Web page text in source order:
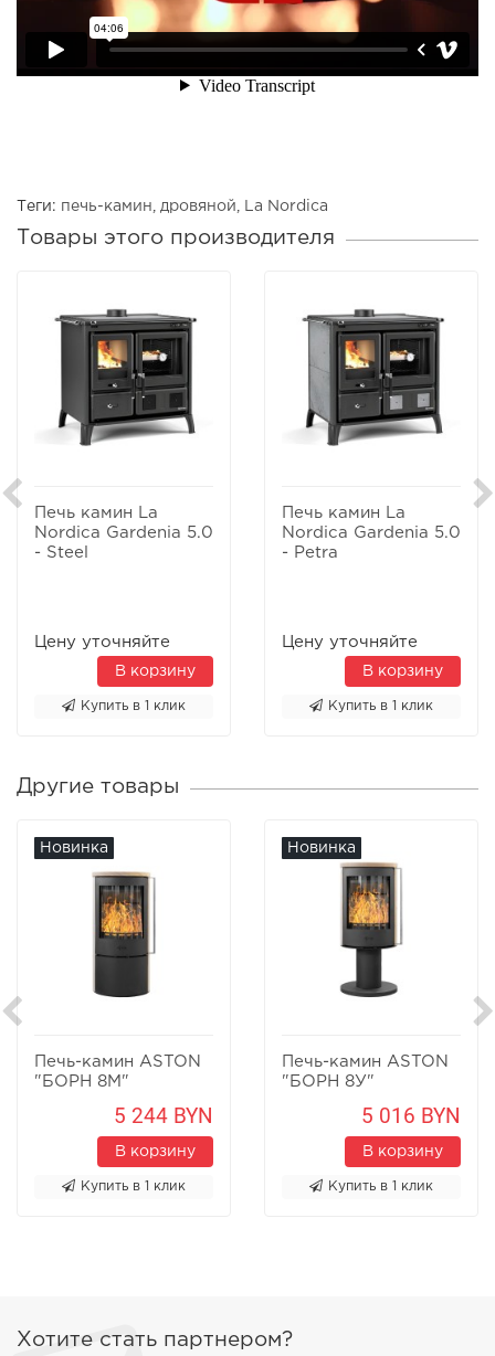
Теги: печь-камин дровяной La Nordica
Товары этого производителя
Печь камин La
Nordica Gardenia 5.0
- Steel
Цену уточняйте
В корзину
Купить в 1 клик
Печь камин La
Nordica Gardenia 5.0
- Petra
Цену уточняйте
В корзину
Купить в 1 клик
Другие товары
Новинка
Печь-камин ASTON
"БОРН 8М"
5 244 BYN
В корзину
Купить в 1 клик
Новинка
Печь-камин ASTON
"БОРН 8У"
5 016 BYN
В корзину
Купить в 1 клик
Хотите стать партнером?